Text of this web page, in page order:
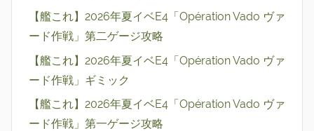
【艦これ】2026年夏イベE4「Opération Vado ヴァ
ード作戦」第二ゲージ攻略
【艦これ】2026年夏イベE4「Opération Vado ヴァ
ード作戦」ギミック
【艦これ】2026年夏イベE4「Opération Vado ヴァ
ード作戦」第一ゲージ攻略